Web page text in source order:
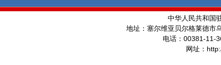
中华人民共和国
地址：塞尔维亚贝尔格莱德市
电话： 00381-11-
网址：